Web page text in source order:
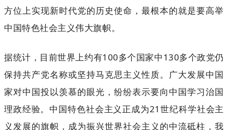
方位上实现新时代党的历史使命，最根本的就是要高举
中国特色社会主义伟大旗帜。
据统计，目前世界上约有100多个国家中130多个政党仍
保持共产党名称或坚持马克思主义性质。广大发展中国
家对中国投以羡慕的眼光，纷纷表示要向中国学习治国
理政经验。中国特色社会主义正成为21世纪科学社会主
义发展的旗帜，成为振兴世界社会主义的中流砥柱，我